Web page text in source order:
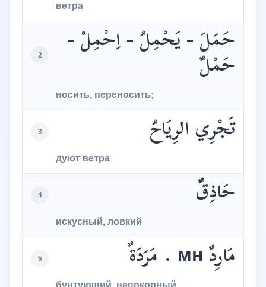
ветра
2 حَمَلَ - يَحْمِلُ - اِحْمِلْ -
حَمْلٌ
носить, переносить;
3 تَجْرِي الرِيَاحُ
дуют ветра
4 حَاذِقٌ
искусный, ловкий
5 مَارِدٌ мн . مَرَدَةٌ
бунтующий, непокорный